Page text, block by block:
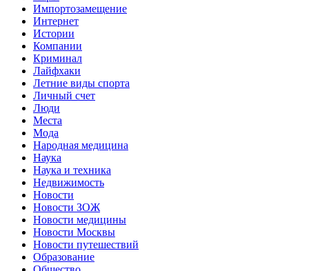
Импортозамещение
Интернет
Истории
Компании
Криминал
Лайфхаки
Летние виды спорта
Личный счет
Люди
Места
Мода
Народная медицина
Наука
Наука и техника
Недвижимость
Новости
Новости ЗОЖ
Новости медицины
Новости Москвы
Новости путешествий
Образование